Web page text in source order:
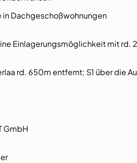
Dachgeschoßwohnungen
Einlagerungsmöglichkeit mit rd.
rd. 650m entfernt; S1 über die
GmbH